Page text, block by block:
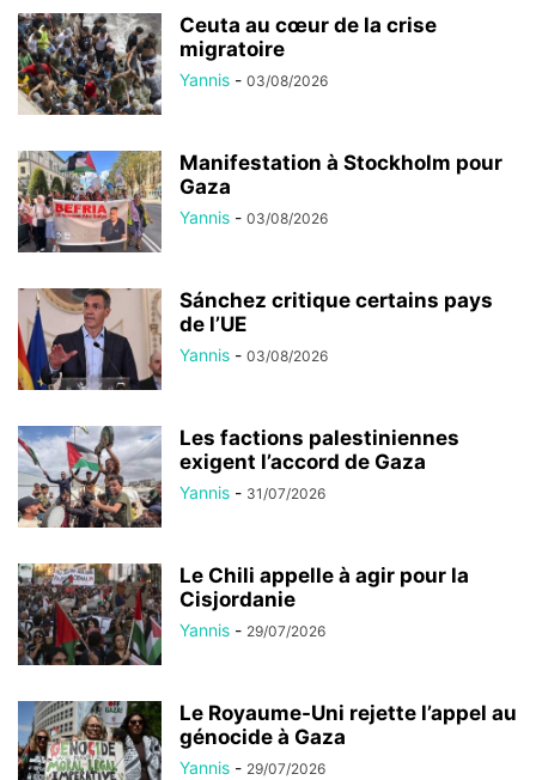
Ceuta au cœur de la crise
migratoire
Yannis - 03/08/2026
Manifestation à Stockholm pour
Gaza
Yannis - 03/08/2026
Sánchez critique certains pays
de l’UE
Yannis - 03/08/2026
Les factions palestiniennes
exigent l’accord de Gaza
Yannis - 31/07/2026
Le Chili appelle à agir pour la
Cisjordanie
Yannis - 29/07/2026
Le Royaume-Uni rejette l’appel au
génocide à Gaza
Yannis - 29/07/2026